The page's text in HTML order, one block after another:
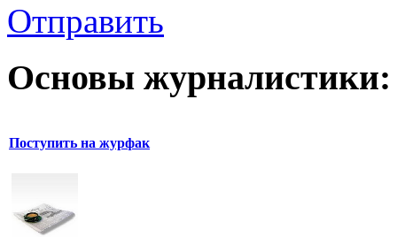
Отправить
Основы журналистики:
Поступить на журфак